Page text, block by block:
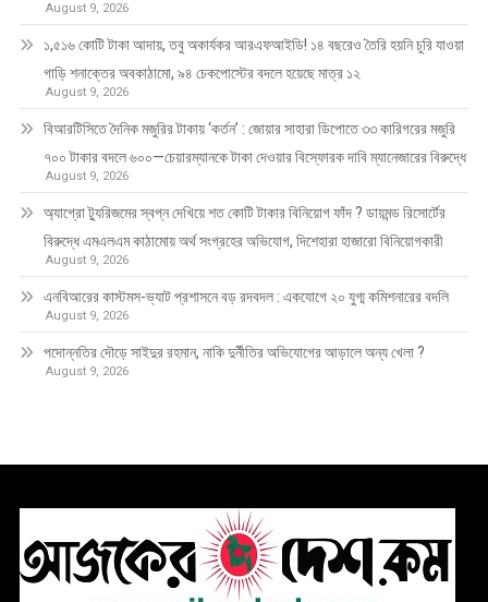
August 9, 2026
১,৫১৬ কোটি টাকা আদায়, তবু অকার্যকর আরএফআইডি! ১৪ বছরেও তৈরি হয়নি চুরি যাওয়া
গাড়ি শনাক্তের অবকাঠামো, ৯৪ চেকপোস্টের বদলে হয়েছে মাত্র ১২
August 9, 2026
বিআরটিসিতে দৈনিক মজুরির টাকায় ‘কর্তন’ : জোয়ার সাহারা ডিপোতে ৩৩ কারিগরের মজুরি
৭০০ টাকার বদলে ৬০০—চেয়ারম্যানকে টাকা দেওয়ার বিস্ফোরক দাবি ম্যানেজারের বিরুদ্ধে
August 9, 2026
অ্যাগ্রো ট্যুরিজমের স্বপ্ন দেখিয়ে শত কোটি টাকার বিনিয়োগ ফাঁদ ? ডায়মন্ড রিসোর্টের
বিরুদ্ধে এমএলএম কাঠামোয় অর্থ সংগ্রহের অভিযোগ, দিশেহারা হাজারো বিনিয়োগকারী
August 9, 2026
এনবিআরের কাস্টমস-ভ্যাট প্রশাসনে বড় রদবদল : একযোগে ২০ যুগ্ম কমিশনারের বদলি
August 9, 2026
পদোন্নতির দৌড়ে সাইদুর রহমান, নাকি দুর্নীতির অভিযোগের আড়ালে অন্য খেলা ?
August 9, 2026